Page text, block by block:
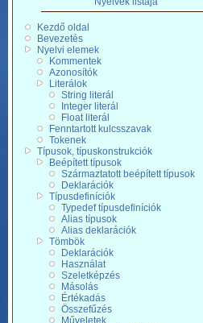
Kezdő oldal
Bevezetés
Nyelvi elemek
Kommentek
Azonosítók
Literálok
String literál
Integer literál
Float literál
Fenntartott kulcsszavak
Tokenek
Típusok, típuskonstrukciók
Beépített típusok
Származtatott beépített típusok
Deklarációk
Típusdefiníciók
Typedef típusdefiníciók
Alias tí­pusok
Alias deklarációk
Tömbök
Deklarációk
Használat
Szeletképzés
Másolás
Értékadás
Összefűzés
Műveletek